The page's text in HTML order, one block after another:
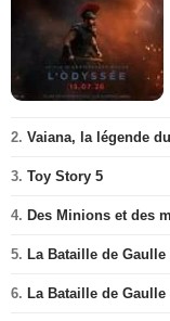
2. Vaiana, la légende
3. Toy Story 5
4. Des Minions et des
5. La Bataille de
6. La Bataille de